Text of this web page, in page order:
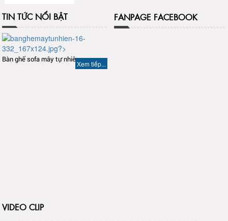
TIN TỨC NỔI BẬT
Bàn ghế sofa mây tự nhiên
Xem tiếp...
FANPAGE FACEBOOK
VIDEO CLIP